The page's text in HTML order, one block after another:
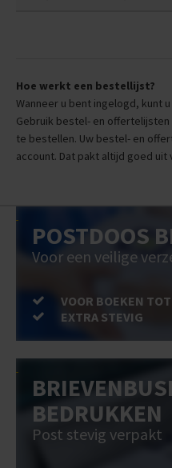
Hoe werkt een bestellijst?
Wanneer u bent ingelogd, kunt
Gebruik bestel- en
te bestellen. Uw bestel- en
account. Dat pakt altijd goed
POSTDOOS
Voor een veilige
VOOR BOEKEN
EXTRA STEVIG
BEDRUKKEN
Post stevig verpakt